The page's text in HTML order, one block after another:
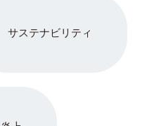
サステナビリティ